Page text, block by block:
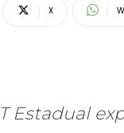
X
Estadual